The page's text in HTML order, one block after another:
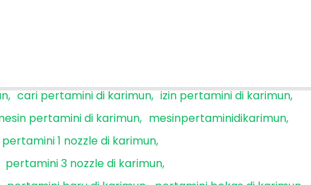
cari pertamini di karimun izin pertamini di karimun
pertamini di karimun
mesinpertaminidikarimun
pertamini 1 nozzle di karimun
pertamini 3 nozzle di karimun